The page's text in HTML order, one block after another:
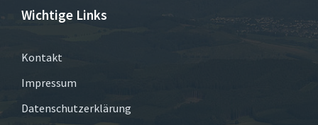
Wichtige Links
Kontakt
Impressum
Datenschutzerklärung